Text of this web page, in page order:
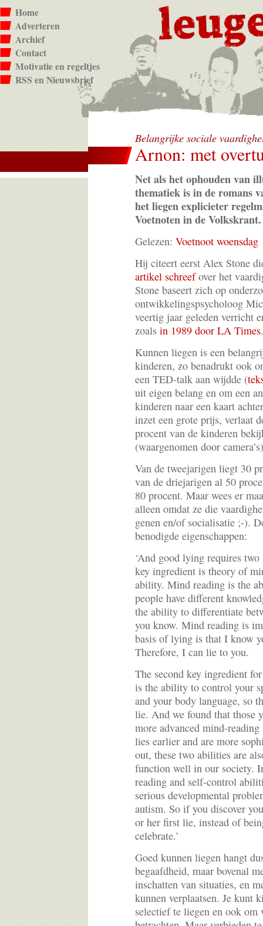
Home
Adverteren
Archief
Contact
Motivatie en regeltjes
RSS en Nieuwsbrief
Belangrijke sociale
Arnon: met
Net als het ophouden van
thematiek is in de romans
het liegen explicieter
Voetnoten in de Volkskrant.
Gelezen: Voetnoot
Hij citeert eerst Alex Stone
artikel schreefover het
Stone baseert zich op
ontwikkelingspsycholoog
veertig jaar geleden verricht
zoals in 1989 door LA Times.
Kunnen liegen is een
kinderen, zo benadrukt ook
een TED-talk aan wijdde (
uit eigen belang en om een
kinderen naar een kaart
inzet een grote prijs, verlaat
procent van de kinderen
(waargenomen door
Van de tweejarigen liegt 30
van de driejarigen al 50
80 procent. Maar wees er
alleen omdat ze die
genen en/of socialisatie ;-).
benodigde eigenschappen:
‘And good lying requires
key ingredient is theory of
ability. Mind reading is the
people have different
the ability to differentiate
you know. Mind reading is
basis of lying is that I know
Therefore, I can lie to you.
The second key ingredient
is the ability to control your
and your body language, so
lie. And we found that those
more advanced mind-
lies earlier and are more
out, these two abilities are
function well in our society.
reading and self-control
serious developmental
autism. So if you discover
or her first lie, instead of
celebrate.’
Goed kunnen liegen hangt
begaafdheid, maar bovenal
inschatten van situaties, en
kunnen verplaatsen. Je kunt
selectief te liegen en ook om